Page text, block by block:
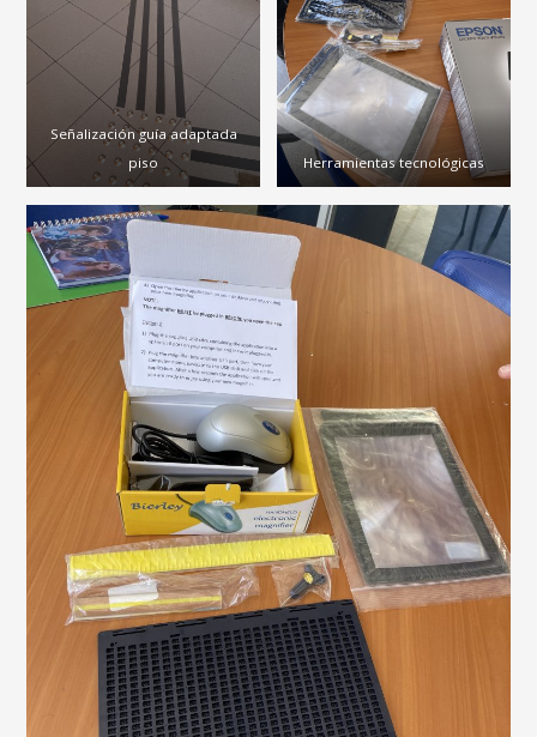
Señalización guía adaptada
piso
Herramientas tecnológicas